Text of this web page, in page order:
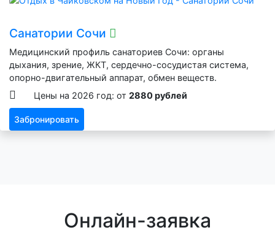
Санатории Сочи
Медицинский профиль санаториев Сочи: органы
дыхания, зрение, ЖКТ, сердечно-сосудистая система,
опорно-двигательный аппарат, обмен веществ.
Цены на 2026 год: от 2880 рублей
Забронировать
Онлайн-заявка